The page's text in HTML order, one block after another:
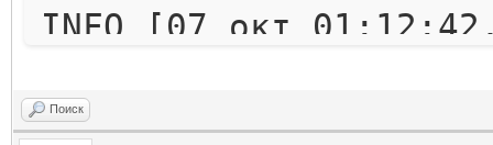
INFO [07 окт
INFO [07 окт
Поиск